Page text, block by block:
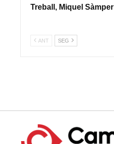
Treball, Miquel Sàmper
ANT SEG